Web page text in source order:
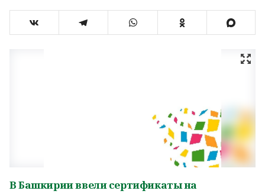
В Башкирии ввели сертификаты на